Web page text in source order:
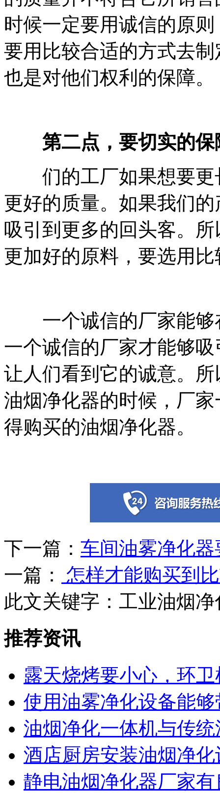
时候一定要用诚信的原
要用比较合适的方式去
也是对他们权利的保障。
第二点，要切实的
们的工厂如果想要更
更好的质量。如果我们
吸引到更多的回头客。
更加好的原料，要选用
一个诚信的厂家能够
一个诚信的厂家才能够
让人们看到它的诚意。
油烟净化器的时候，厂
得购买的油烟净化器。
下一篇： 车间油雾净化
一篇：
怎样才能购买到
此文关键字： 工业油烟净
推荐资讯
露天烧烤要小心，环
使用油雾净化设备能
油烟净化一体机与传
酒店厨房安装油烟净
静电油烟净化器厂家